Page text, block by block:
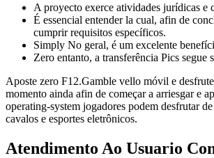
A proyecto exerce atividades jurídicas e
É essencial entender la cual, afin de
cumprir requisitos específicos.
Simply No geral, é um excelente
Zero entanto, a transferência Pics
Aposte zero F12.Gamble vello móvil e
momento ainda afin de começar a arriesgar e
operating-system jogadores podem desfrutar
cavalos e esportes eletrônicos.
Atendimento Ao Usuario